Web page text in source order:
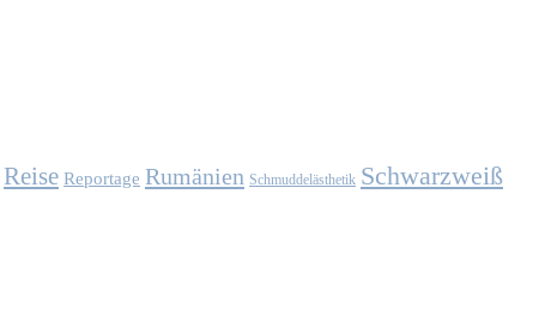
Reise Reportage Rumänien Schmuddelästhetik Schwarzweiß